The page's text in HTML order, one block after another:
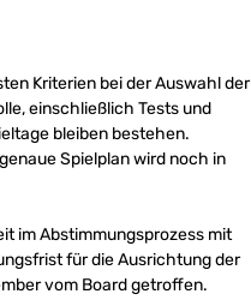
Kriterien bei der Auswahl der
einschließlich Tests und
bleiben bestehen.
Spielplan wird noch in
im Abstimmungsprozess mit
für die Ausrichtung der
vom Board getroffen.